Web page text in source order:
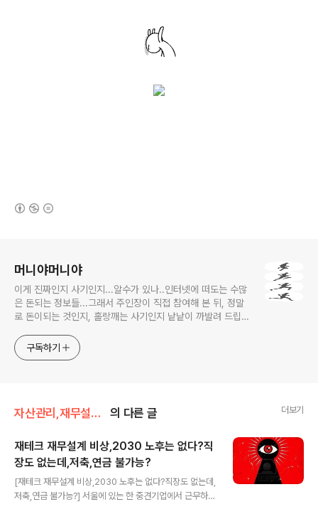
머니야머니야
이게 진짜인지 사기인지...알수가 있나..인터넷에 떠도는 수많
은 돈되는 정보들...그래서 주인장이 직접 참여해 본 뒤, 정말
로 돈이되는 것인지, 홀랑깨는 사기인지 낱낱이 까발려 드립니
야~구독하기
자산관리,재무설계/재테크 의 다른 글 더보기
재테크 재무설계 비상,2030 노후는 없다?직
장도 없는데,저축,연금 불가능?
[재테크 재무설계 비상,2030 노후는 없다?직장도 없는데,
저축,연금 불가능?] 서울에 있는 한 중견기업에서 근무하는